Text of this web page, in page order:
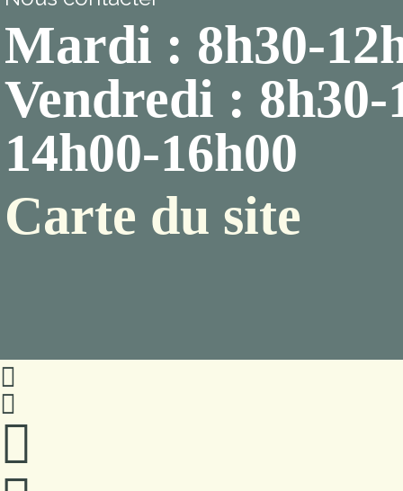
Mardi : 8h30-
Vendredi : 8h30-
14h00-16h00
Carte du site